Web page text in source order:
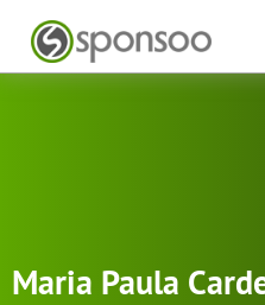
Maria Paula